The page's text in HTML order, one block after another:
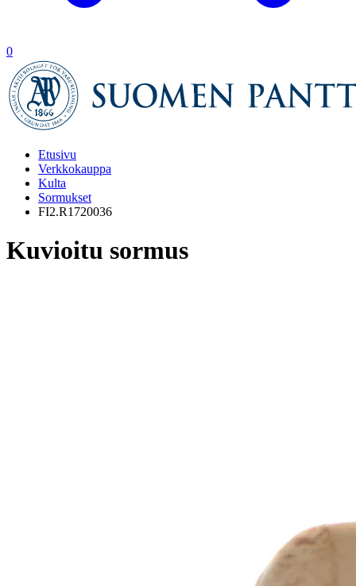
0
Etusivu
Verkkokauppa
Kulta
Sormukset
FI2.R1720036
Kuvioitu sormus